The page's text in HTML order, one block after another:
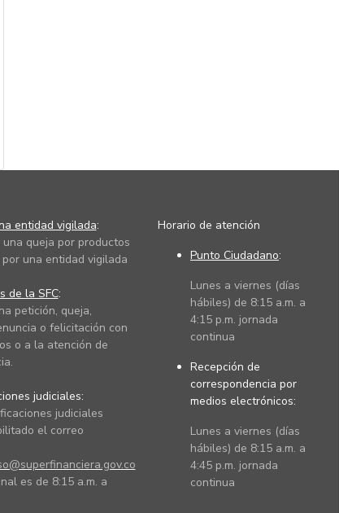
entidad vigilada:
queja por productos
una entidad vigilada
de la SFC:
petición, queja,
o felicitación con
o a la atención de
judiciales:
judiciales
el correo
es de 8:15 a.m. a
Horario de atención
Punto Ciudadano:
Lunes a viernes (días
hábiles) de 8:15 a.m. a
4:15 p.m. jornada
continua
Recepción de
correspondencia por
medios electrónicos:
Lunes a viernes (días
hábiles) de 8:15 a.m. a
4:45 p.m. jornada
continua